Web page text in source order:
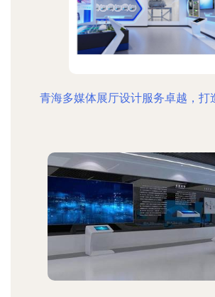
青海多媒体展厅设计服务卓越，打